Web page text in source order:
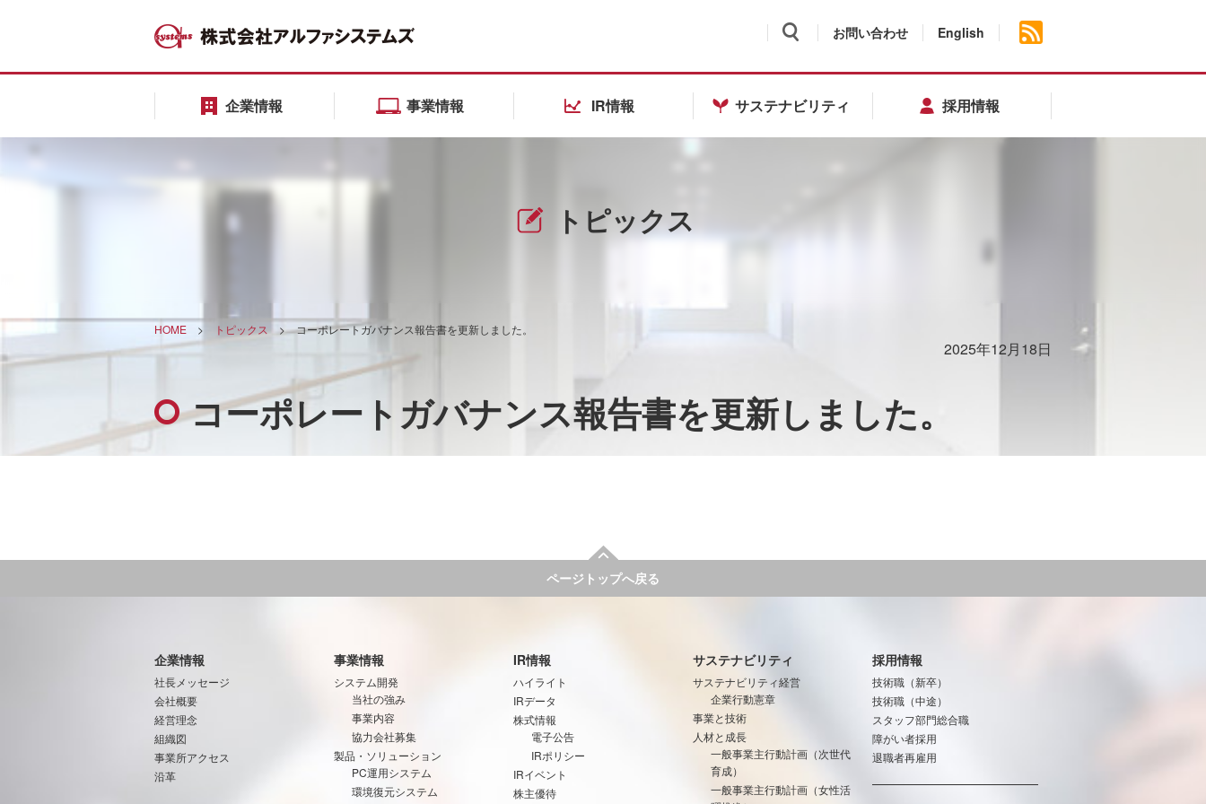
お問い合わせ English
企業情報 事業情報 IR情報 サステナビリティ 採用情報
トピックス
HOME > トピックス >コーポレートガバナンス報告書を更新しました。
2025年12月18日
コーポレートガバナンス報告書を更新しました。
ページトップへ戻る
企業情報
社長メッセージ
会社概要
経営理念
組織図
事業所アクセス
沿革
事業情報
システム開発
当社の強み
事業内容
協力会社募集
製品・ソリューション
PC運用システム
環境復元システム
IR情報
ハイライト
IRデータ
株式情報
電子公告
IRポリシー
IRイベント
株主優待
サステナビリティ
サステナビリティ経営
企業行動憲章
事業と技術
人材と成長
一般事業主行動計画（次世代
育成）
一般事業主行動計画（女性活
採用情報
技術職（新卒）
技術職（中途）
スタッフ部門総合職
障がい者採用
退職者再雇用